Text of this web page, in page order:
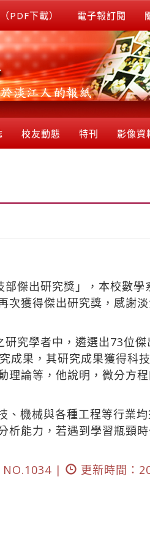
PDF下載） 電子報訂閱
校友動態 特刊 影像資
部傑出研究獎」，本校數
次獲得傑出研究獎，感謝
究學者中，遴選出73位
成果，其研究成果獲得科
論等，他說明，微分方
機械與各種工程等行業
析能力，若遇到學習瓶頸
NO.1034 |
更新時間：